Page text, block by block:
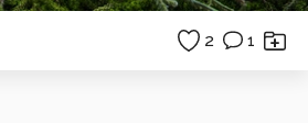
2 1